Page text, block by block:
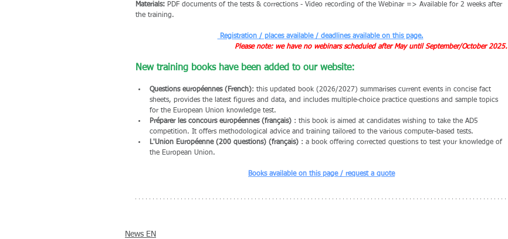
Materials: PDF documents of the tests & corrections - Video recording of the Webinar => Available for 2 weeks after
the training.
Registration / places available / deadlines available on this page.
Please note: we have no webinars scheduled after May until September/October 2025.
New training books have been added to our website:
Questions européennes (French): this updated book (2026/2027) summarises current events in concise fact
sheets, provides the latest figures and data, and includes multiple-choice practice questions and sample topics
for the European Union knowledge test.
Préparer les concours européennes (français) : this book is aimed at candidates wishing to take the AD5
competition. It offers methodological advice and training tailored to the various computer-based tests.
L'Union Européenne (200 questions) (français) : a book offering corrected questions to test your knowledge of
the European Union.
Books available on this page / request a quote
News EN